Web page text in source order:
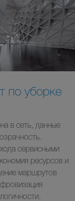
по уборке
в сеть, данные
сервисными
ресурсов и
маршрутов